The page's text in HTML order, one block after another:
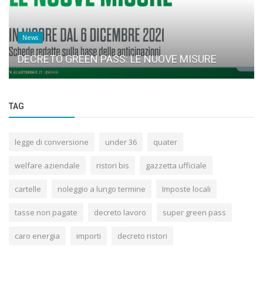
News
DECRETO GREEN PASS: LE NUOVE MISURE
TAG
legge di conversione under 36 quater
welfare aziendale ristori bis gazzetta ufficiale
cartelle noleggio a lungo termine Imposte locali
tasse non pagate decreto lavoro super green pass
caro energia importi decreto ristori